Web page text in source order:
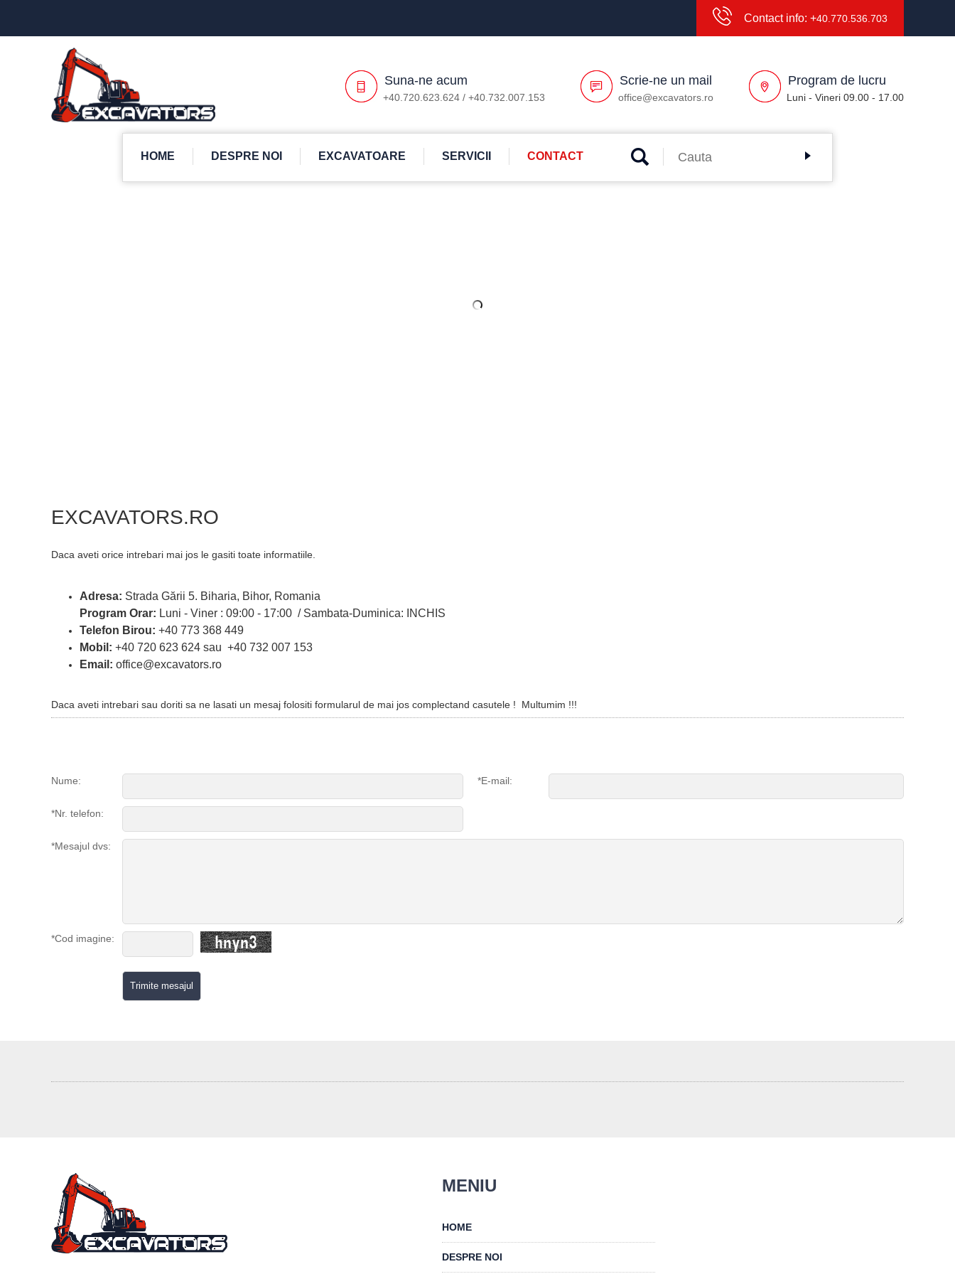
Contact info: +40.770.536.703
Suna-ne acum
+40.720.623.624 / +40.732.007.153
Scrie-ne un mail
office@excavators.ro
Program de lucru
Luni - Vineri 09.00 - 17.00
HOME DESPRE NOI EXCAVATOARE SERVICII CONTACT
EXCAVATORS.RO
Daca aveti orice intrebari mai jos le gasiti toate informatiile.
Adresa: Strada Gării 5. Biharia, Bihor, Romania
Program Orar: Luni - Viner : 09:00 - 17:00 / Sambata-Duminica: INCHIS
Telefon Birou: +40 773 368 449
Mobil: +40 720 623 624 sau +40 732 007 153
Email: office@excavators.ro
Daca aveti intrebari sau doriti sa ne lasati un mesaj folositi formularul de mai jos complectand casutele ! Multumim !!!
Nume: *E-mail:
*Nr. telefon:
*Mesajul dvs:
*Cod imagine:
MENIU
HOME
DESPRE NOI